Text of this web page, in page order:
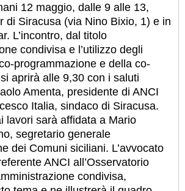
12 maggio, dalle 9 alle 13,
di Siracusa (via Nino Bixio, 1) e in
L’incontro, dal titolo
condivisa e l’utilizzo degli
programmazione e della co-
aprirà alle 9,30 con i saluti
Amenta, presidente di ANCI
Italia, sindaco di Siracusa.
lavori sarà affidata a Mario
segretario generale
dei Comuni siciliani. L’avvocato
ANCI all’Osservatorio
condivisa,